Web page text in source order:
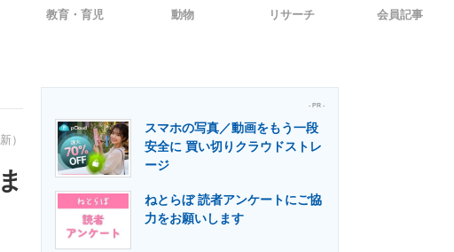
リーダーのコミュニティ マーケ×ITの今がよく分かる
業のIT導入・活用を支援
教育・育児 動物 リサーチ 会員記事
）
- PR -
スマホの写真／動画をもう一段
安全に 買い切りクラウドストレ
ージ
ねとらぼ 読者アンケートにご協
力をお願いします